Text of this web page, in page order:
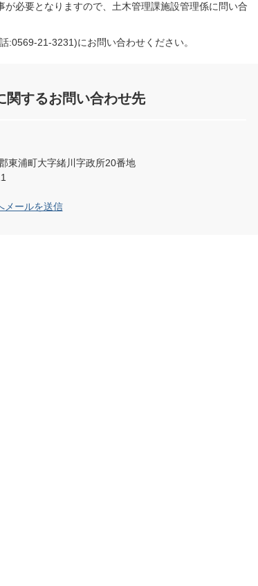
必要となりますので、土木管理課施設管理係に問い合
:0569-21-3231)にお問い合わせください。
関するお問い合わせ先
東浦町大字緒川字政所20番地
メールを送信